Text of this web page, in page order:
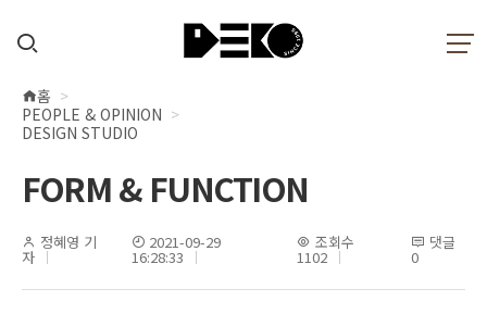
현
재
치
홈
PEOPLE & OPINION
DESIGN STUDIO
FORM & FUNCTION
정혜영 기
자
2021-09-29
16:28:33
조회수
1102
댓글
0